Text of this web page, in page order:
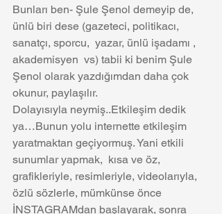
Bunları ben- Şule Şenol demeyip de,
ünlü biri dese (gazeteci, politikacı,
sanatçı, sporcu,  yazar, ünlü işadamı ,
akademisyen  vs) tabii ki benim Şule
Şenol olarak yazdığımdan daha çok
okunur, paylaşılır.
Dolayısıyla neymiş..Etkileşim dedik
ya…Bunun yolu internette etkileşim
yaratmaktan geçiyormuş. Yani etkili
sunumlar yapmak,  kısa ve öz,
grafikleriyle, resimleriyle, videolarıyla,
özlü sözlerle, mümkünse önce
İNSTAGRAMdan başlayarak, sonra